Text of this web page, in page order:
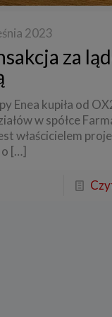
2023
za
Enea kupiła od
w spółce
właścicielem
[…]
w tych
6.
W
Twoje
W
7.
a)